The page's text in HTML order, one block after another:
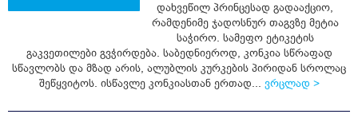
დახვეწილ პრინცესად გადააქციო,
რამდენიმე ჯადოსნურ თაგვზე მეტია
საჭირო. სამეფო ეტიკეტის
გაკვეთილები გვჭირდება. საბედნიეროდ, კონკია სწრაფად
სწავლობს და მზად არის, ალუბლის კურკების პირიდან სროლაც
შეწყვიტოს. ისწავლე კონკიასთან ერთად... ვრცლად >